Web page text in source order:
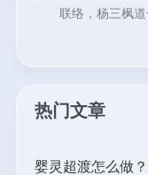
联络，杨三枫道
热门文章
婴灵超渡怎么做